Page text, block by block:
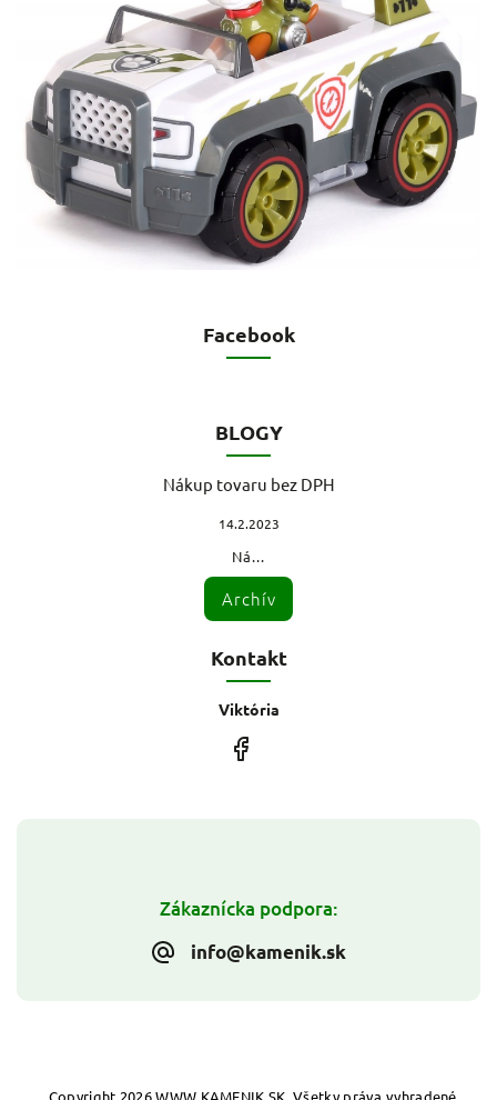
Zákaznícka podpora:
info@kamenik.sk
Facebook
BLOGY
Nákup tovaru bez DPH
14.2.2023
Ná...
Archív
Kontakt
Viktória
Copyright 2026WWW.KAMENIK.SK . Všetky práva vyhradené.